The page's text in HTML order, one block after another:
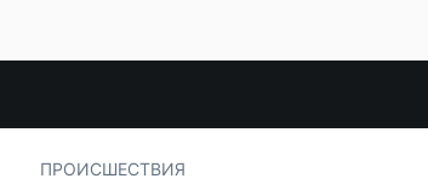
ПРОИСШЕСТВИЯ